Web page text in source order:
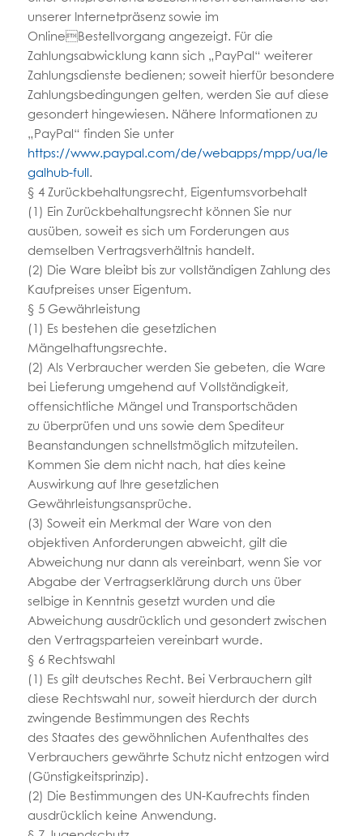
unserer Internetpräsenz sowie im
OnlineBestellvorgang angezeigt. Für die
Zahlungsabwicklung kann sich „PayPal“ weiterer
Zahlungsdienste bedienen; soweit hierfür besondere
Zahlungsbedingungen gelten, werden Sie auf diese
gesondert hingewiesen. Nähere Informationen zu
„PayPal“ finden Sie unter
https://www.paypal.com/de/webapps/mpp/ua/le
galhub-full .
§ 4 Zurückbehaltungsrecht, Eigentumsvorbehalt
(1) Ein Zurückbehaltungsrecht können Sie nur
ausüben, soweit es sich um Forderungen aus
demselben Vertragsverhältnis handelt.
(2) Die Ware bleibt bis zur vollständigen Zahlung des
Kaufpreises unser Eigentum.
§ 5 Gewährleistung
(1) Es bestehen die gesetzlichen
Mängelhaftungsrechte.
(2) Als Verbraucher werden Sie gebeten, die Ware
bei Lieferung umgehend auf Vollständigkeit,
offensichtliche Mängel und Transportschäden
zu überprüfen und uns sowie dem Spediteur
Beanstandungen schnellstmöglich mitzuteilen.
Kommen Sie dem nicht nach, hat dies keine
Auswirkung auf Ihre gesetzlichen
Gewährleistungsansprüche.
(3) Soweit ein Merkmal der Ware von den
objektiven Anforderungen abweicht, gilt die
Abweichung nur dann als vereinbart, wenn Sie vor
Abgabe der Vertragserklärung durch uns über
selbige in Kenntnis gesetzt wurden und die
Abweichung ausdrücklich und gesondert zwischen
den Vertragsparteien vereinbart wurde.
§ 6 Rechtswahl
(1) Es gilt deutsches Recht. Bei Verbrauchern gilt
diese Rechtswahl nur, soweit hierdurch der durch
zwingende Bestimmungen des Rechts
des Staates des gewöhnlichen Aufenthaltes des
Verbrauchers gewährte Schutz nicht entzogen wird
(Günstigkeitsprinzip).
(2) Die Bestimmungen des UN-Kaufrechts finden
ausdrücklich keine Anwendung.